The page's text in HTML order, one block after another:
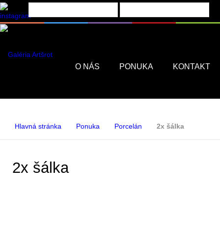
O NÁS PONUKA KONTAKT
Hlavná stránka Ponuka Porcelán 2x šálka
2x šálka